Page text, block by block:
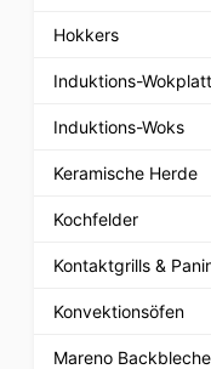
Hokkers
Induktions-
Induktions-Woks
Keramische Herde
Kochfelder
Kontaktgrills &
Konvektionsöfen
Mareno Backbleche